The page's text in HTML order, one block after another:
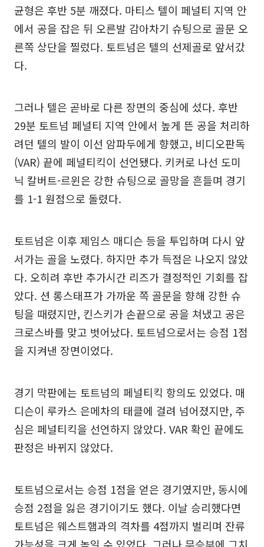
균형은 후반 5분 깨졌다. 마티스 텔이 페널티 지역 안
에서 공을 잡은 뒤 오른발 감아차기 슈팅으로 골문 오
른쪽 상단을 찔렀다. 토트넘은 텔의 선제골로 앞서갔
다.
그러나 텔은 곧바로 다른 장면의 중심에 섰다. 후반
29분 토트넘 페널티 지역 안에서 높게 뜬 공을 처리하
려던 텔의 발이 이선 암파두에게 향했고, 비디오판독
(VAR) 끝에 페널티킥이 선언됐다. 키커로 나선 도미
닉 칼버트-르윈은 강한 슈팅으로 골망을 흔들며 경기
를 1-1 원점으로 돌렸다.
토트넘은 이후 제임스 매디슨 등을 투입하며 다시 앞
서가는 골을 노렸다. 하지만 추가 득점은 나오지 않았
다. 오히려 후반 추가시간 리즈가 결정적인 기회를 잡
았다. 션 롱스태프가 가까운 쪽 골문을 향해 강한 슈
팅을 때렸지만, 킨스키가 손끝으로 공을 쳐냈고 공은
크로스바를 맞고 벗어났다. 토트넘으로서는 승점 1점
을 지켜낸 장면이었다.
경기 막판에는 토트넘의 페널티킥 항의도 있었다. 매
디슨이 루카스 은메차의 태클에 걸려 넘어졌지만, 주
심은 페널티킥을 선언하지 않았다. VAR 확인 끝에도
판정은 바뀌지 않았다.
토트넘으로서는 승점 1점을 얻은 경기였지만, 동시에
승점 2점을 잃은 경기이기도 했다. 이날 승리했다면
토트넘은 웨스트햄과의 격차를 4점까지 벌리며 잔류